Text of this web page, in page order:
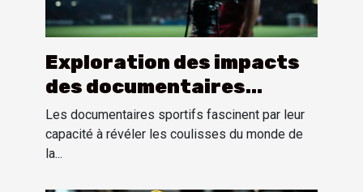
Exploration des impacts
des documentaires
sportifs sur la perception
publique
Les documentaires sportifs fascinent par leur
capacité à révéler les coulisses du monde de
la...